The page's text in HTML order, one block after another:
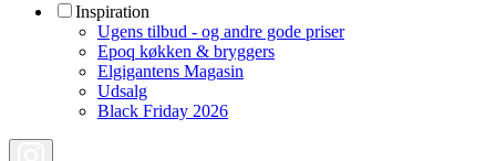
Inspiration
Ugens tilbud - og andre gode priser
Epoq køkken & bryggers
Elgigantens Magasin
Udsalg
Black Friday 2026